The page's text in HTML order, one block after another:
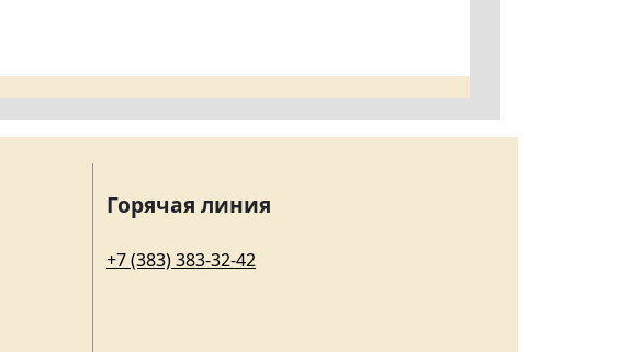
Горячая линия
+7 (383) 383-32-42